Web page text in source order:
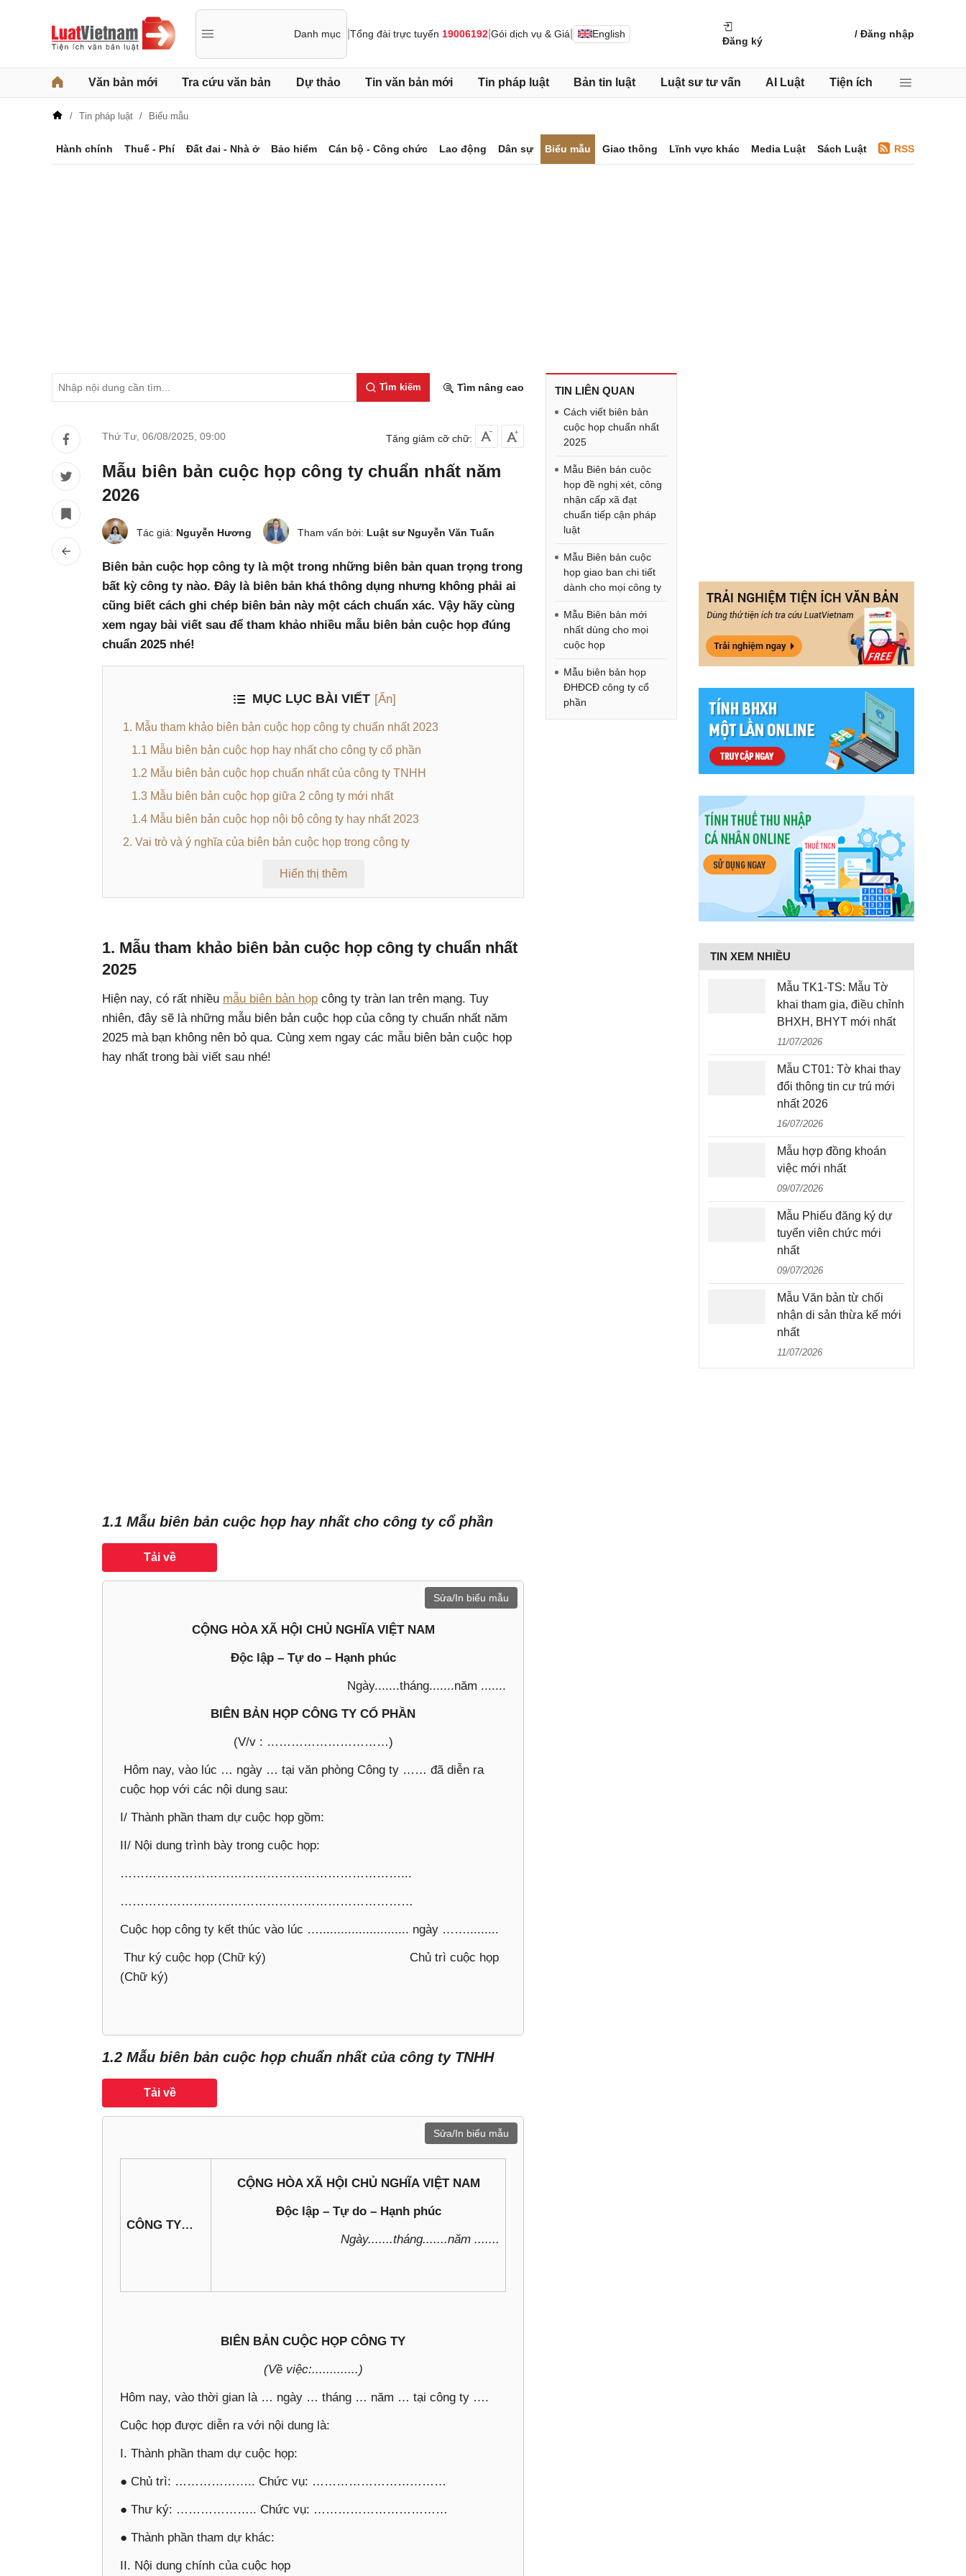
Tổng đài trực tuyến 19006192 Gói dịch vụ & Giá English / Đăng nhập
Văn bản mới Tra cứu văn bản Dự thảo Tin văn bản mới Tin pháp luật Bản tin luật Luật sư tư vấn AI Luật Tiện ích
Tin pháp luật Biểu mẫu
Hành chính Thuế - Phí Đất đai - Nhà ở Bảo hiểm Cán bộ - Công chức Lao động Dân sự Biểu mẫu Giao thông Lĩnh vực khác Media Luật Sách Luật RSS
Tìm kiếm Tìm nâng cao
Thứ Tư, 06/08/2025 09:00 Tăng giảm cỡ chữ:
Mẫu biên bản cuộc họp công ty chuẩn nhất năm
2026
Tác giả: Nguyễn Hương Tham vấn bởi: Luật sư Nguyễn Văn Tuấn
Biên bản cuộc họp công ty là một trong những biên bản quan trọng trong
bất kỳ công ty nào. Đây là biên bản khá thông dụng nhưng không phải ai
cũng biết cách ghi chép biên bản này một cách chuẩn xác. Vậy hãy cùng
xem ngay bài viết sau để tham khảo nhiều mẫu biên bản cuộc họp đúng
chuẩn 2025 nhé!
MỤC LỤC BÀI VIẾT [Ẩn]
1. Mẫu tham khảo biên bản cuộc họp công ty chuẩn nhất 2023
1.1 Mẫu biên bản cuộc họp hay nhất cho công ty cổ phần
1.2 Mẫu biên bản cuộc họp chuẩn nhất của công ty TNHH
1.3 Mẫu biên bản cuộc họp giữa 2 công ty mới nhất
1.4 Mẫu biên bản cuộc họp nội bộ công ty hay nhất 2023
2. Vai trò và ý nghĩa của biên bản cuộc họp trong công ty
Hiển thị thêm
1. Mẫu tham khảo biên bản cuộc họp công ty chuẩn nhất
2025
Hiện nay, có rất nhiều mẫu biên bản họp công ty tràn lan trên mạng. Tuy
nhiên, đây sẽ là những mẫu biên bản cuộc họp của công ty chuẩn nhất năm
2025 mà bạn không nên bỏ qua. Cùng xem ngay các mẫu biên bản cuộc họp
hay nhất trong bài viết sau nhé!
1.1 Mẫu biên bản cuộc họp hay nhất cho công ty cổ phần
Tải về
Sửa/In biểu mẫu
CỘNG HÒA XÃ HỘI CHỦ NGHĨA VIỆT NAM
Độc lập – Tự do – Hạnh phúc
Ngày.......tháng.......năm .......
BIÊN BẢN HỌP CÔNG TY CỔ PHẦN
(V/v : …………………………)
‎ Hôm nay, vào lúc … ngày … tại văn phòng Công ty …… đã diễn ra
cuộc họp với các nội dung sau:
I/ Thành phần tham dự cuộc họp gồm:
II/ Nội dung trình bày trong cuộc họp:
……………………………………………………………...
………………………………………………………………
Cuộc họp công ty kết thúc vào lúc …......................... ngày …….........
‎ Thư ký cuộc họp (Chữ ký) Chủ trì cuộc họp
(Chữ ký)
1.2 Mẫu biên bản cuộc họp chuẩn nhất của công ty TNHH
Tải về
Sửa/In biểu mẫu
CÔNG TY…
CỘNG HÒA XÃ HỘI CHỦ NGHĨA VIỆT NAM
Độc lập – Tự do – Hạnh phúc
Ngày.......tháng.......năm .......
BIÊN BẢN CUỘC HỌP CÔNG TY
(Về việc:.............)
Hôm nay, vào thời gian là … ngày … tháng … năm … tại công ty ….
Cuộc họp được diễn ra với nội dung là:
I. Thành phần tham dự cuộc họp:
● Chủ trì: ……………….. Chức vụ: ……………………………
● Thư ký: ……………….. Chức vụ: ……………………………
● Thành phần tham dự khác:
II. Nội dung chính của cuộc họp
TIN LIÊN QUAN
Cách viết biên bản
cuộc họp chuẩn nhất
2025
Mẫu Biên bản cuộc
họp đề nghị xét, công
nhận cấp xã đạt
chuẩn tiếp cận pháp
luật
Mẫu Biên bản cuộc
họp giao ban chi tiết
dành cho mọi công ty
Mẫu Biên bản mới
nhất dùng cho mọi
cuộc họp
Mẫu biên bản họp
ĐHĐCĐ công ty cổ
phần
TIN XEM NHIỀU
Mẫu TK1-TS: Mẫu Tờ
khai tham gia, điều chỉnh
BHXH, BHYT mới nhất
11/07/2026
Mẫu CT01: Tờ khai thay
đổi thông tin cư trú mới
nhất 2026
16/07/2026
Mẫu hợp đồng khoán
việc mới nhất
09/07/2026
Mẫu Phiếu đăng ký dự
tuyển viên chức mới
nhất
09/07/2026
Mẫu Văn bản từ chối
nhận di sản thừa kế mới
nhất
11/07/2026